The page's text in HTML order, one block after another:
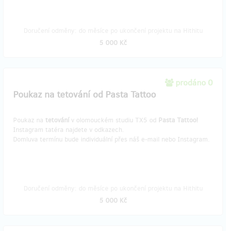
5 000 Kč
prodáno 0
Poukaz na tetování od Pasta Tattoo
Poukaz na tetování v olomouckém studiu TX5 od Pasta Tattoo!
​Instagram tatéra najdete v odkazech.
Domluva termínu bude individuální přes náš ​e-mail nebo Instagram.
5 000 Kč